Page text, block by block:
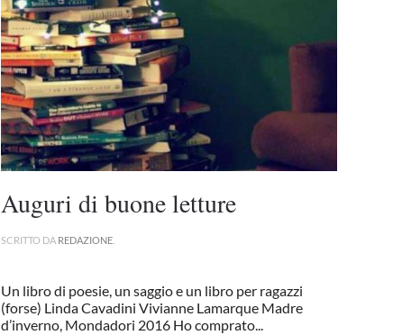
Auguri di buone letture
SCRITTO DA REDAZIONE.
Un libro di poesie, un saggio e un libro per ragazzi
(forse) Linda Cavadini Vivianne Lamarque Madre
d’inverno, Mondadori 2016 Ho comprato...